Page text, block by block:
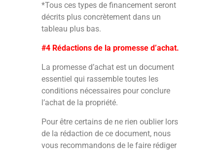
*Tous ces types de financement seront
décrits plus concrètement dans un
tableau plus bas.
#4 Rédactions de la promesse d’achat.
La promesse d’achat est un document
essentiel qui rassemble toutes les
conditions nécessaires pour conclure
l’achat de la propriété.
Pour être certains de ne rien oublier lors
de la rédaction de ce document, nous
vous recommandons de le faire rédiger